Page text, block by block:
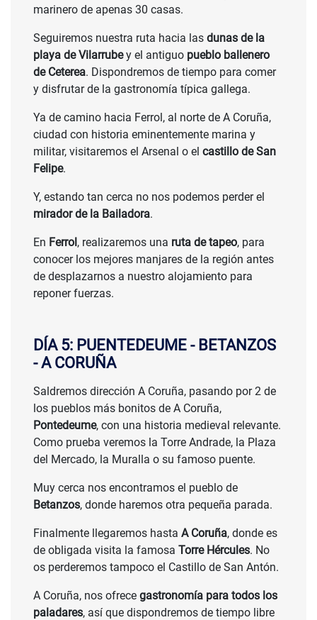
marinero de apenas 30 casas.
Seguiremos nuestra ruta hacia las dunas de la
playa de Vilarrubey el antiguo pueblo ballenero
de Ceterea. Dispondremos de tiempo para comer
y disfrutar de la gastronomía típica gallega.
Ya de camino hacia Ferrol, al norte de A Coruña,
ciudad con historia eminentemente marina y
militar, visitaremos el Arsenal o el castillo de San
Felipe.
Y, estando tan cerca no nos podemos perder el
mirador de la Bailadora.
En Ferrol, realizaremos una ruta de tapeo, para
conocer los mejores manjares de la región antes
de desplazarnos a nuestro alojamiento para
reponer fuerzas.
DÍA 5: PUENTEDEUME - BETANZOS
- A CORUÑA
Saldremos dirección A Coruña, pasando por 2 de
los pueblos más bonitos de A Coruña,
Pontedeume, con una historia medieval relevante.
Como prueba veremos la Torre Andrade, la Plaza
del Mercado, la Muralla o su famoso puente.
Muy cerca nos encontramos el pueblo de
Betanzos, donde haremos otra pequeña parada.
Finalmente llegaremos hasta A Coruña, donde es
de obligada visita la famosa Torre Hércules. No
os perderemos tampoco el Castillo de San Antón.
A Coruña, nos ofrece gastronomía para todos los
paladares, así que dispondremos de tiempo libre